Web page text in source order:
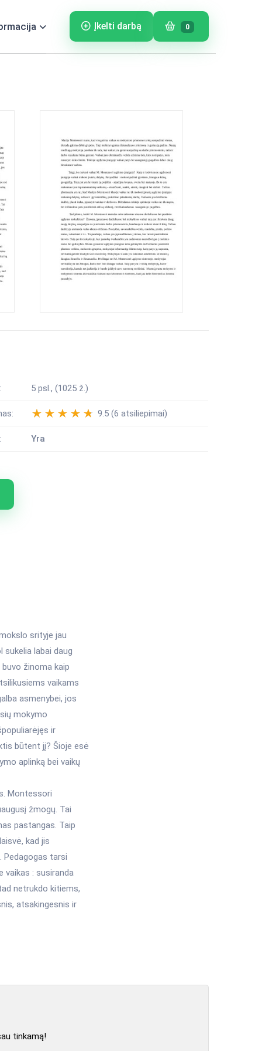
Įkelti darbą 0
5 psl., (1025 ž.)
9.5 (6 atsiliepimai)
Yra
srityje jau
labai daug
žinoma kaip
vaikams
asmenybei, jos
mokymo
ir
būtent jį? Šioje esė
aplinką bei vaikų
Montessori
žmogų. Tai
pastangas. Taip
kad jis
Pedagogas tarsi
vaikas : susiranda
netrukdo kitiems,
atsakingesnis ir
tinkamą!